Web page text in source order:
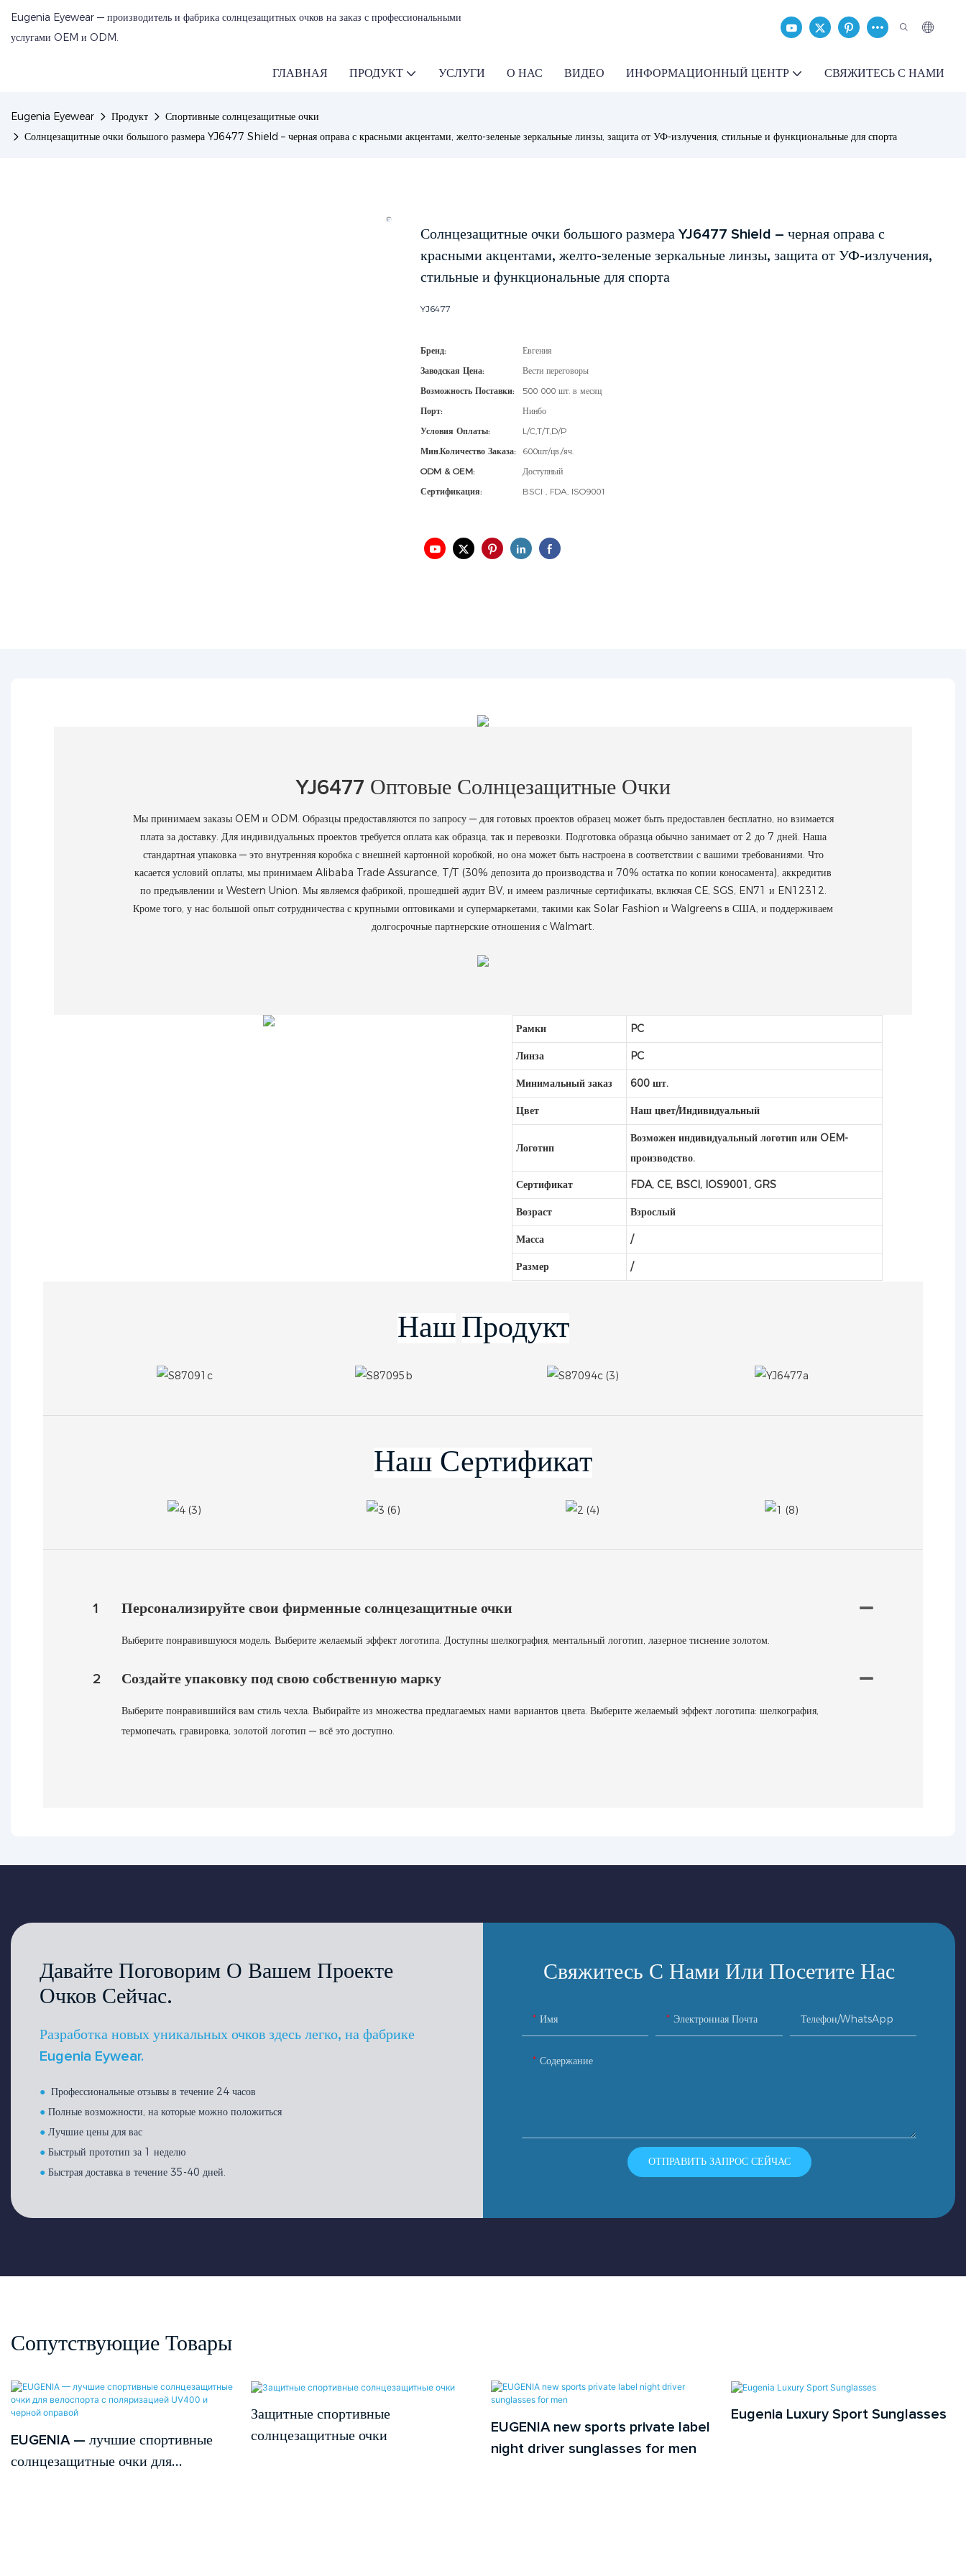
Eugenia Eyewear — производитель и фабрика солнцезащитных очков на заказ с профессиональными
услугами OEM и ODM.
ГЛАВНАЯ ПРОДУКТ УСЛУГИ О НАС ВИДЕО ИНФОРМАЦИОННЫЙ ЦЕНТР СВЯЖИТЕСЬ С НАМИ
Eugenia Eyewear Продукт
Спортивные солнцезащитные очки
Солнцезащитные очки большого размера YJ6477 Shield – черная оправа с красными акцентами, желто-зеленые зеркальные линзы, защита от УФ-излучения, стильные и функциональные для спорта
Солнцезащитные очки большого размера YJ6477 Shield – черная оправа с
красными акцентами, желто-зеленые зеркальные линзы, защита от УФ-излучения,
стильные и функциональные для спорта
YJ6477
Бренд:
Евгения
Заводская Цена:
Вести переговоры
Возможность Поставки:
500 000 шт. в месяц
Порт:
Нинбо
Условия Оплаты:
L/C,T/T,D/P
Мин.количество Заказа:
600шт/цв./яч.
ODM & OEM:
Доступный
Сертификация:
BSCI , FDA, ISO9001
YJ6477 Оптовые Солнцезащитные Очки
Мы принимаем заказы OEM и ODM. Образцы предоставляются по запросу — для готовых проектов образец может быть предоставлен бесплатно, но взимается
плата за доставку. Для индивидуальных проектов требуется оплата как образца, так и перевозки. Подготовка образца обычно занимает от 2 до 7 дней. Наша
стандартная упаковка — это внутренняя коробка с внешней картонной коробкой, но она может быть настроена в соответствии с вашими требованиями. Что
касается условий оплаты, мы принимаем Alibaba Trade Assurance, T/T (30% депозита до производства и 70% остатка по копии коносамента), аккредитив
по предъявлении и Western Union. Мы являемся фабрикой, прошедшей аудит BV, и имеем различные сертификаты, включая CE, SGS, EN71 и EN12312.
Кроме того, у нас большой опыт сотрудничества с крупными оптовиками и супермаркетами, такими как Solar Fashion и Walgreens в США, и поддерживаем
долгосрочные партнерские отношения с Walmart.
Рамки PC
Линза PC
Минимальный заказ 600 шт.
Цвет Наш цвет/Индивидуальный
Логотип
Возможен индивидуальный логотип или OEM-
производство.
Сертификат FDA, CE, BSCI, IOS9001, GRS
Возраст Взрослый
Масса /
Размер /
Наш Продукт
Наш Сертификат
1 Персонализируйте свои фирменные солнцезащитные очки
Выберите понравившуюся модель. Выберите желаемый эффект логотипа. Доступны шелкография, ментальный логотип, лазерное тиснение золотом.
2 Создайте упаковку под свою собственную марку
Выберите понравившийся вам стиль чехла. Выбирайте из множества предлагаемых нами вариантов цвета. Выберите желаемый эффект логотипа: шелкография,
термопечать, гравировка, золотой логотип — всё это доступно.
Давайте Поговорим О Вашем Проекте
Очков Сейчас.
Разработка новых уникальных очков здесь легко, на фабрике
Eugenia Eywear.
● Профессиональные отзывы в течение 24 часов
●Полные возможности, на которые можно положиться
●Лучшие цены для вас
●Быстрый прототип за 1 неделю
●Быстрая доставка в течение 35-40 дней.
Свяжитесь С Нами Или Посетите Нас
Имя Электронная Почта Телефон/WhatsApp
Содержание
ОТПРАВИТЬ ЗАПРОС СЕЙЧАС
Сопутствующие Товары
EUGENIA — лучшие спортивные
солнцезащитные очки для
Защитные спортивные
солнцезащитные очки
EUGENIA new sports private label
night driver sunglasses for men
Eugenia Luxury Sport Sunglasses